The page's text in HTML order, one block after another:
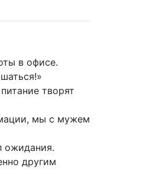
в офисе.
творят
мы с мужем
ожидания.
другим